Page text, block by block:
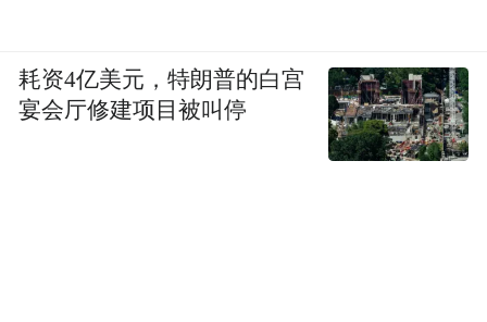
耗资4亿美元，特朗普的白宫
宴会厅修建项目被叫停